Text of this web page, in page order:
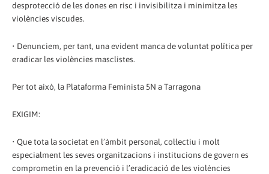
desprotecció de les dones en risc i invisibilitza i minimitza les
violències viscudes.
• Denunciem, per tant, una evident manca de voluntat política per
eradicar les violències masclistes.
Per tot això, la Plataforma Feminista 5N a Tarragona
EXIGIM:
• Que tota la societat en l’àmbit personal, col·lectiu i molt
especialment les seves organitzacions i institucions de govern es
comprometin en la prevenció i l’eradicació de les violències